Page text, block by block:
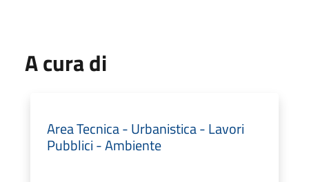
A cura di
Area Tecnica - Urbanistica - Lavori
Pubblici - Ambiente